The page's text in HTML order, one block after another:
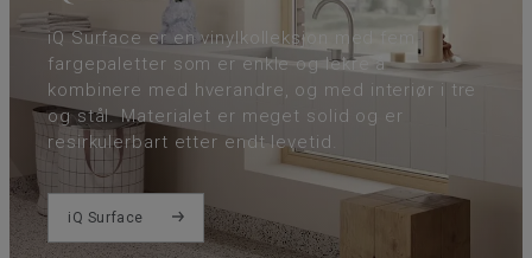
iQ Surface er en vinylkolleksjon med fem
fargepaletter som er enkle og lekre å
kombinere med hverandre, og med interiør i tre
og stål. Materialet er meget solid og er
resirkulerbart etter endt levetid.
iQ Surface